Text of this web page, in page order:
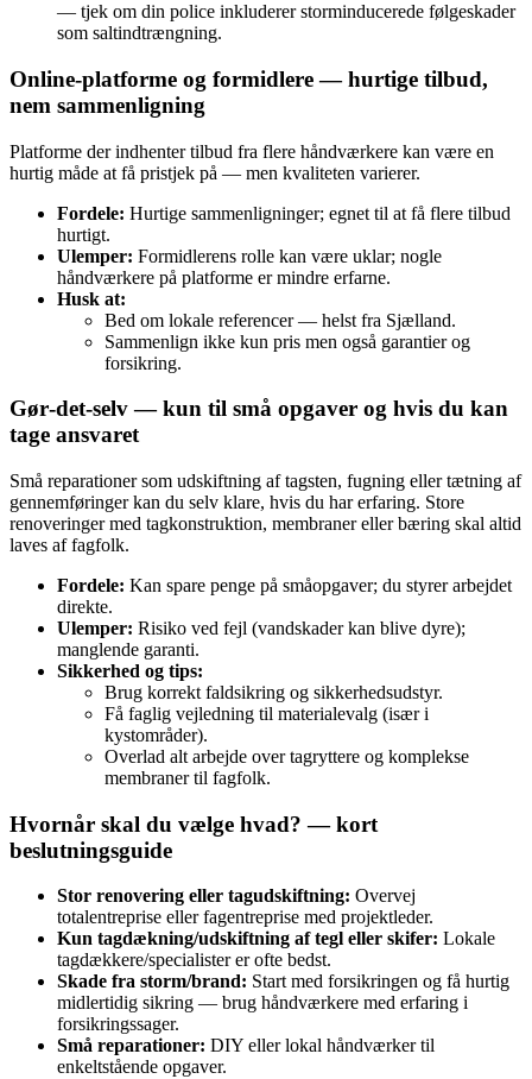
— tjek om din police inkluderer storminducerede følgeskader
som saltindtrængning.
Online-platforme og formidlere — hurtige tilbud,
nem sammenligning
Platforme der indhenter tilbud fra flere håndværkere kan være en
hurtig måde at få pristjek på — men kvaliteten varierer.
Fordele: Hurtige sammenligninger; egnet til at få flere tilbud
hurtigt.
Ulemper: Formidlerens rolle kan være uklar; nogle
håndværkere på platforme er mindre erfarne.
Husk at:
Bed om lokale referencer — helst fra Sjælland.
Sammenlign ikke kun pris men også garantier og
forsikring.
Gør‑det‑selv — kun til små opgaver og hvis du kan
tage ansvaret
Små reparationer som udskiftning af tagsten, fugning eller tætning af
gennemføringer kan du selv klare, hvis du har erfaring. Store
renoveringer med tagkonstruktion, membraner eller bæring skal altid
laves af fagfolk.
Fordele: Kan spare penge på småopgaver; du styrer arbejdet
direkte.
Ulemper: Risiko ved fejl (vandskader kan blive dyre);
manglende garanti.
Sikkerhed og tips:
Brug korrekt faldsikring og sikkerhedsudstyr.
Få faglig vejledning til materialevalg (især i
kystområder).
Overlad alt arbejde over tagryttere og komplekse
membraner til fagfolk.
Hvornår skal du vælge hvad? — kort
beslutningsguide
Stor renovering eller tagudskiftning: Overvej
totalentreprise eller fagentreprise med projektleder.
Kun tagdækning/udskiftning af tegl eller skifer: Lokale
tagdækkere/specialister er ofte bedst.
Skade fra storm/brand: Start med forsikringen og få hurtig
midlertidig sikring — brug håndværkere med erfaring i
forsikringssager.
Små reparationer: DIY eller lokal håndværker til
enkeltstående opgaver.